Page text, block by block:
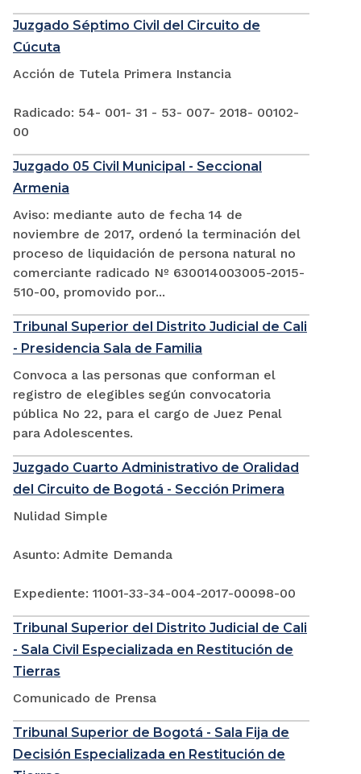
Juzgado Séptimo Civil del Circuito de
Cúcuta
Acción de Tutela Primera Instancia
Radicado: 54- 001- 31 - 53- 007- 2018- 00102-
00
Juzgado 05 Civil Municipal - Seccional
Armenia
Aviso: mediante auto de fecha 14 de
noviembre de 2017, ordenó la terminación del
proceso de liquidación de persona natural no
comerciante radicado Nº 630014003005-2015-
510-00, promovido por...
Tribunal Superior del Distrito Judicial de Cali
- Presidencia Sala de Familia
Convoca a las personas que conforman el
registro de elegibles según convocatoria
pública No 22, para el cargo de Juez Penal
para Adolescentes.
Juzgado Cuarto Administrativo de Oralidad
del Circuito de Bogotá - Sección Primera
Nulidad Simple
Asunto: Admite Demanda
Expediente: 11001-33-34-004-2017-00098-00
Tribunal Superior del Distrito Judicial de Cali
- Sala Civil Especializada en Restitución de
Tierras
Comunicado de Prensa
Tribunal Superior de Bogotá - Sala Fija de
Decisión Especializada en Restitución de